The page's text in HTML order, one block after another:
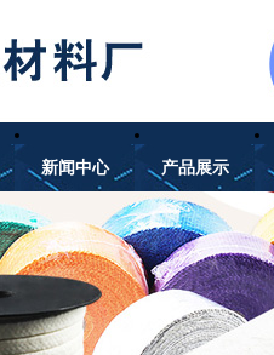
新闻中心 产品展示